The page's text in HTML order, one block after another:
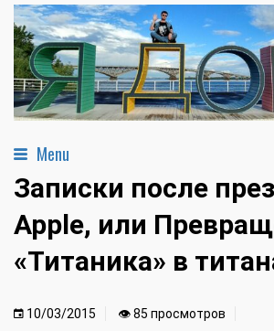
Menu
Записки после
Apple, или
«Титаника» в
10/03/2015 👁 85 просмотров